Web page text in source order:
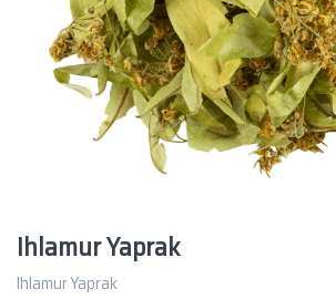
Ihlamur Yaprak
Ihlamur Yaprak